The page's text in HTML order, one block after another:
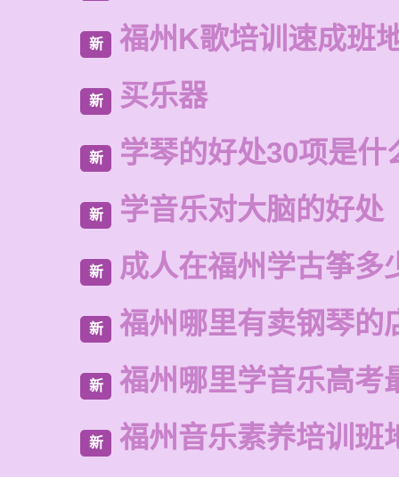
新 福州K歌培训速成班
新 买乐器
新 学琴的好处30项是什
新 学音乐对大脑的好处
新 成人在福州学古筝多
新 福州哪里有卖钢琴的
新 福州哪里学音乐高考
新 福州音乐素养培训班